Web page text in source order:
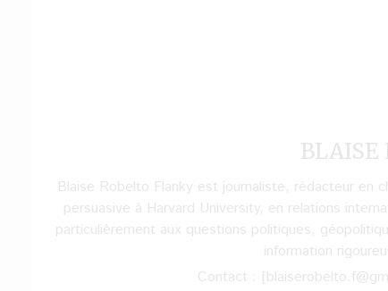
Blaise Robelto Flanky est journaliste, rédacteur en
persuasive à Harvard University, en relations
particulièrement aux questions politiques,
information
Contact :